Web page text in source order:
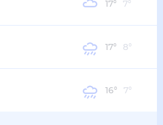
17° 7°
17° 8°
16° 7°